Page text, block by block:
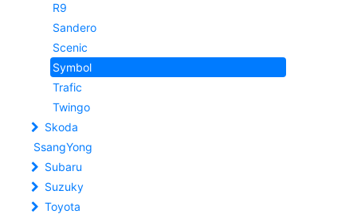
R9
Sandero
Scenic
Symbol
Trafic
Twingo
Skoda
SsangYong
Subaru
Suzuky
Toyota